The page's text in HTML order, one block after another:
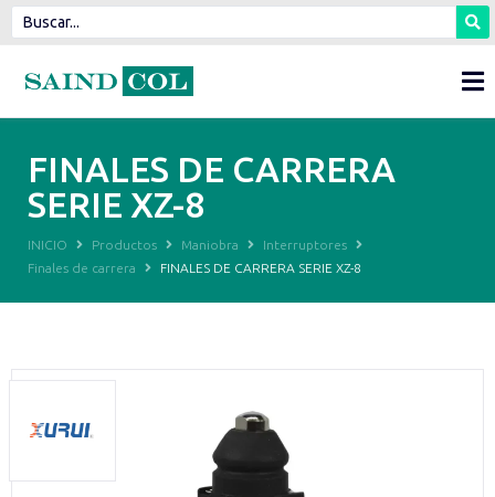
FINALES DE CARRERA
SERIE XZ-8
INICIO Productos Maniobra
Interruptores
Finales de carrera
FINALES DE CARRERA SERIE XZ-8